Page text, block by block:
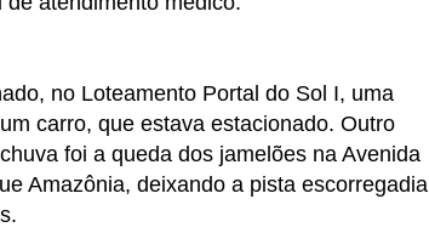
no Loteamento Portal do Sol I, uma
carro, que estava estacionado. Outro
foi a queda dos jamelões na Avenida
Amazônia, deixando a pista escorregadia